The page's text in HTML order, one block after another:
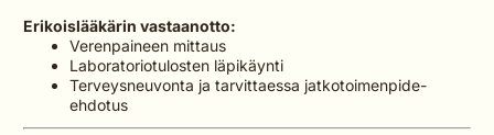
Erikoislääkärin vastaanotto:
Verenpaineen mittaus
Laboratoriotulosten läpikäynti
Terveysneuvonta ja tarvittaessa jatkotoimenpide-
ehdotus